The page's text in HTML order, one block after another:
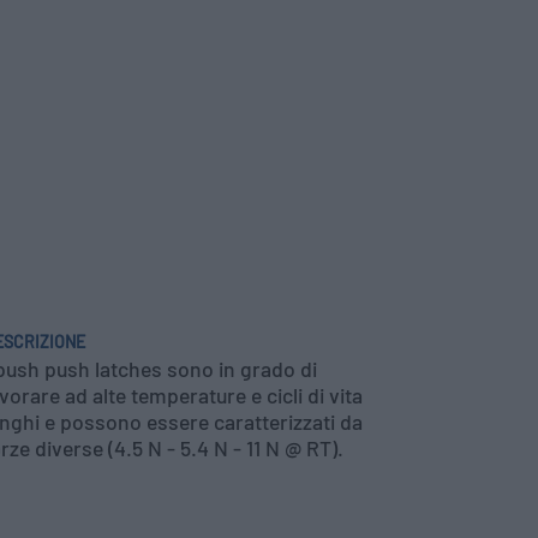
push latches sono in grado di
ad alte temperature e cicli di vita
e possono essere caratterizzati da
diverse (4.5 N - 5.4 N - 11 N @ RT).